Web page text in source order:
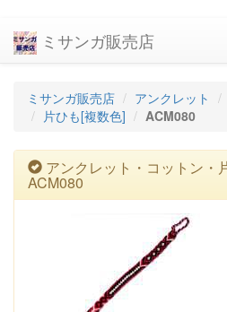
ミサンガ販売店
ミサンガ販売店 アンクレット
片ひも[複数色]
ACM080
アンクレット・コットン・
ACM080